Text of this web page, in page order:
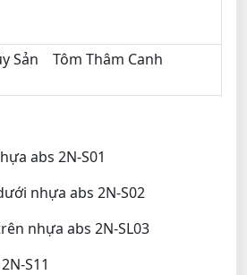
Sản Tôm Thâm Canh
abs 2N-S01
nhựa abs 2N-S02
nhựa abs 2N-SL03
S11